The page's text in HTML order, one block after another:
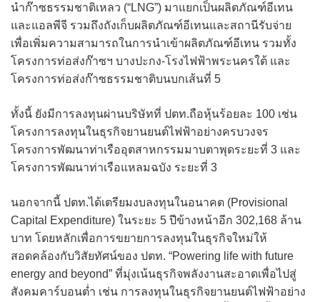
นำก๊าซธรรมชาติเหลว (“LNG”) มาแยกเป็นผลิตภัณฑ์อีเทน
และแอลพีจี รวมถึงถังเก็บผลิตภัณฑ์อีเทนและสถานีรับจ่าย
เพื่อเพิ่มความสามารถในการนำเข้าผลิตภัณฑ์อีเทน รวมทั้ง
โครงการท่อส่งก๊าซฯ บางปะกง-โรงไฟฟ้าพระนครใต้ และ
โครงการท่อส่งก๊าซธรรมชาติบนบกเส้นที่ 5
ทั้งนี้ ยังมีการลงทุนผ่านบริษัทที่ ปตท.ถือหุ้นร้อยละ 100 เช่น
โครงการลงทุนในธุรกิจยานยนต์ไฟฟ้าอย่างครบวงจร
โครงการพัฒนาท่าเรืออุตสาหกรรมมาบตาพุดระยะที่ 3 และ
โครงการพัฒนาท่าเรือแหลมฉบัง ระยะที่ 3
นอกจากนี้ ปตท.ได้เตรียมงบลงทุนในอนาคต (Provisional
Capital Expenditure) ในระยะ 5 ปีข้างหน้าอีก 302,168 ล้าน
บาท โดยหลักเพื่อการขยายการลงทุนในธุรกิจใหม่ให้
สอดคล้องกับวิสัยทัศน์ของ ปตท. “Powering life with future
energy and beyond” ที่มุ่งเน้นธุรกิจพลังงานสะอาดเพื่อไปสู่
สังคมคาร์บอนต่ำ เช่น การลงทุนในธุรกิจยานยนต์ไฟฟ้าอย่าง